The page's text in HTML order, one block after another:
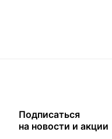
Подписаться
на новости и акции